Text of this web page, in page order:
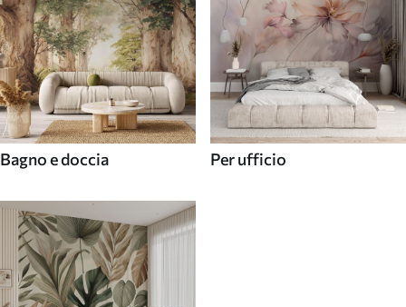
Bagno e doccia Per ufficio